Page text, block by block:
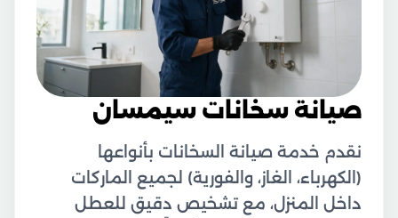
صيانة سخانات سيمسان
نقدم خدمة صيانة السخانات بأنواعها
(الكهرباء، الغاز، والفورية) لجميع الماركات
داخل المنزل، مع تشخيص دقيق للعطل